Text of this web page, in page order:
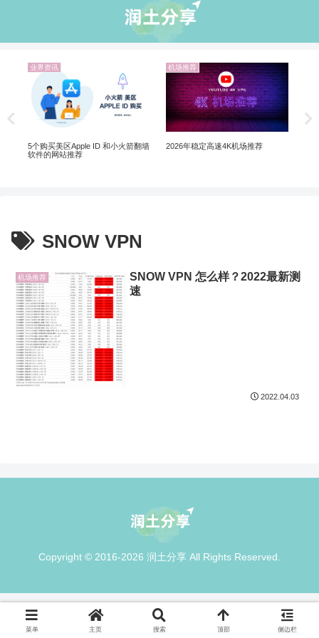
业界资讯
5个购买美区Apple ID 和小火箭翻墙
软件的网站推荐
机场推荐
2026年稳定高速4K机场推荐
SNOW VPN
机场推荐
SNOW VPN 怎么样？2022最新测
速
2022.04.03
Copyright © 2016-2026 润土分享 All Rights Reserved.
菜单 主页 搜索 顶部 侧边栏